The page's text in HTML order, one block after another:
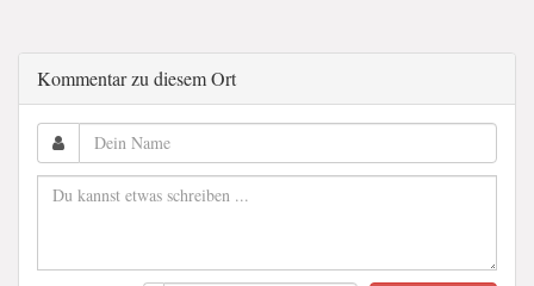
Kommentar zu diesem Ort